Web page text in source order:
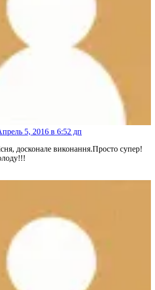
5, 2016 в 6:52 дп
досконале виконання.Просто супер!